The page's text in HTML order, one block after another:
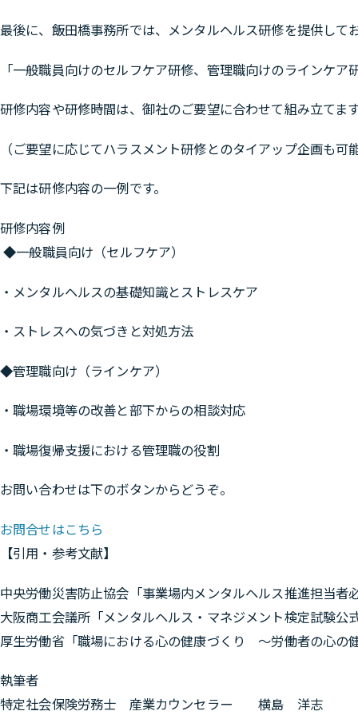
最後に、飯田橋事務所では、メンタルヘルス研修を提供して
「一般職員向けのセルフケア研修、管理職向けのラインケ
研修内容や研修時間は、御社のご要望に合わせて組み立てま
（ご要望に応じてハラスメント研修とのタイアップ企画も可
下記は研修内容の一例です。
研修内容例
◆一般職員向け（セルフケア）
・メンタルヘルスの基礎知識とストレスケア
・ストレスへの気づきと対処方法
◆管理職向け（ラインケア）
・職場環境等の改善と部下からの相談対応
・職場復帰支援における管理職の役割
お問い合わせは下のボタンからどうぞ。
お問合せはこちら
【引用・参考文献】
中央労働災害防止協会「事業場内メンタルヘルス推進担当者
大阪商工会議所「メンタルヘルス・マネジメント検定試験
厚生労働省「職場における心の健康づくり ～労働者の心の
執筆者
特定社会保険労務士 産業カウンセラー 横島 洋志